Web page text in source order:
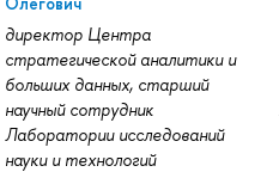
директор Центра
стратегической аналитики и
больших данных, старший
научный сотрудник
Лаборатории исследований
науки и технологий